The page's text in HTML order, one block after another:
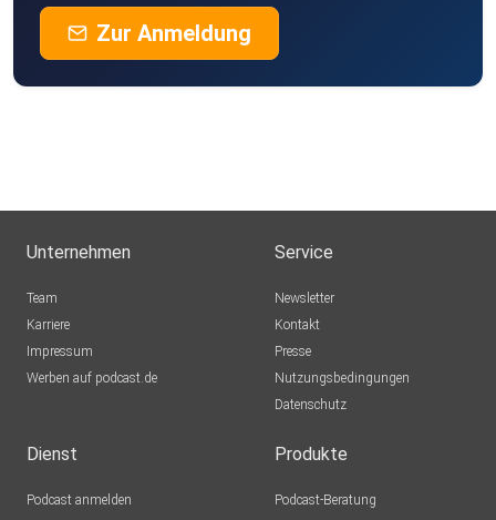
Zur Anmeldung
Unternehmen
Team
Karriere
Impressum
Werben auf podcast.de
Service
Newsletter
Kontakt
Presse
Nutzungsbedingungen
Datenschutz
Dienst
Podcast anmelden
Produkte
Podcast-Beratung